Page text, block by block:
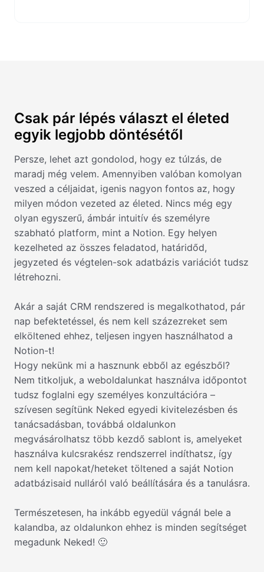
Csak pár lépés választ el életed
egyik legjobb döntésétől
Persze, lehet azt gondolod, hogy ez túlzás, de
maradj még velem. Amennyiben valóban komolyan
veszed a céljaidat, igenis nagyon fontos az, hogy
milyen módon vezeted az életed. Nincs még egy
olyan egyszerű, ámbár intuitív és személyre
szabható platform, mint a Notion. Egy helyen
kezelheted az összes feladatod, határidőd,
jegyzeted és végtelen-sok adatbázis variációt tudsz
létrehozni.
Akár a saját CRM rendszered is megalkothatod, pár
nap befektetéssel, és nem kell százezreket sem
elköltened ehhez, teljesen ingyen használhatod a
Notion-t!
Hogy nekünk mi a hasznunk ebből az egészből?
Nem titkoljuk, a weboldalunkat használva időpontot
tudsz foglalni egy személyes konzultációra –
szívesen segítünk Neked egyedi kivitelezésben és
tanácsadásban, továbbá oldalunkon
megvásárolhatsz több kezdő sablont is, amelyeket
használva kulcsrakész rendszerrel indíthatsz, így
nem kell napokat/heteket töltened a saját Notion
adatbázisaid nulláról való beállítására és a tanulásra.
Természetesen, ha inkább egyedül vágnál bele a
kalandba, az oldalunkon ehhez is minden segítséget
megadunk Neked! 🙂